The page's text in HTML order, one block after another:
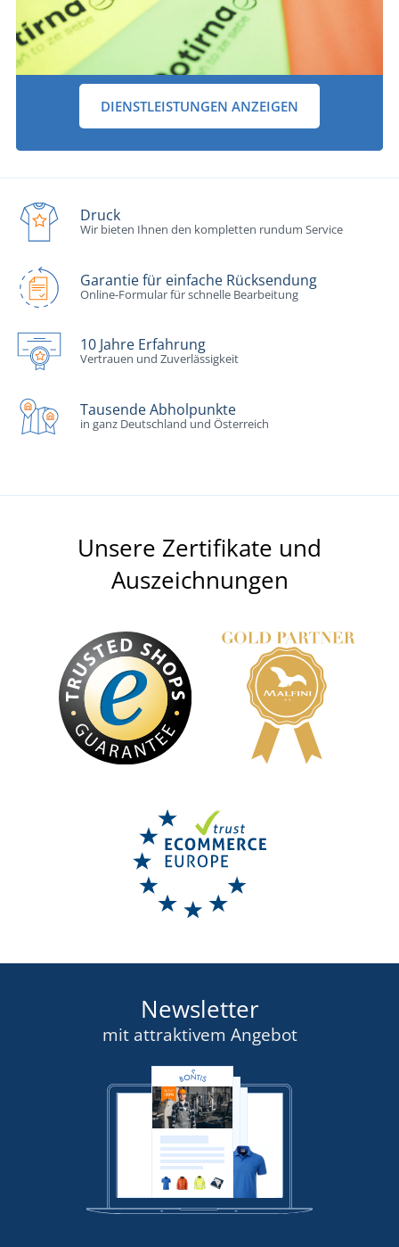
DIENSTLEISTUNGEN ANZEIGEN
Druck
Wir bieten Ihnen den kompletten rundum Service
Garantie für einfache Rücksendung
Online-Formular für schnelle Bearbeitung
10 Jahre Erfahrung
Vertrauen und Zuverlässigkeit
Tausende Abholpunkte
in ganz Deutschland und Österreich
Unsere Zertifikate und
Auszeichnungen
Newsletter
mit attraktivem Angebot